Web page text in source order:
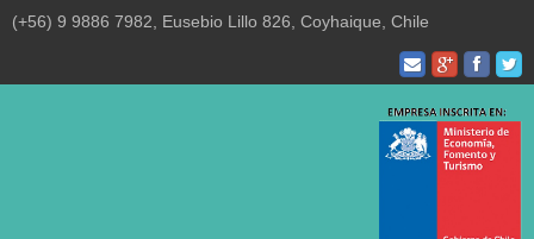
(+56) 9 9886 7982, Eusebio Lillo 826, Coyhaique, Chile